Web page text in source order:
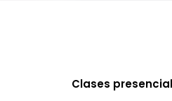
Clases